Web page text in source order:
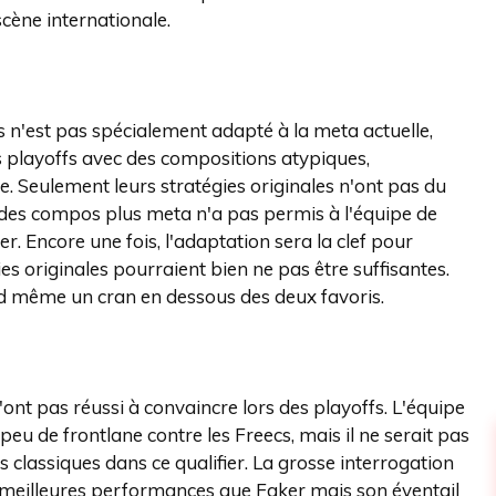
internationale.
n'est pas spécialement adapté à la meta actuelle,
avec des compositions atypiques,
Seulement leurs stratégies originales n'ont pas du
compos plus meta n'a pas permis à l'équipe de
Encore une fois, l'adaptation sera la clef pour
originales pourraient bien ne pas être suffisantes.
un cran en dessous des deux favoris.
pas réussi à convaincre lors des playoffs. L'équipe
de frontlane contre les Freecs, mais il ne serait pas
dans ce qualifier. La grosse interrogation
performances que Faker mais son éventail